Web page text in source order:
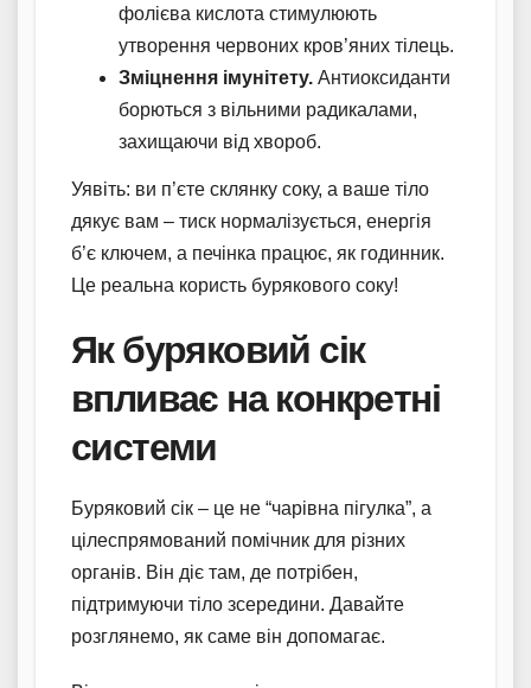
фолієва кислота стимулюють
утворення червоних кров’яних тілець.
Зміцнення імунітету. Антиоксиданти
борються з вільними радикалами,
захищаючи від хвороб.
Уявіть: ви п’єте склянку соку, а ваше тіло
дякує вам – тиск нормалізується, енергія
б’є ключем, а печінка працює, як годинник.
Це реальна користь бурякового соку!
Як буряковий сік
впливає на конкретні
системи
Буряковий сік – це не “чарівна пігулка”, а
цілеспрямований помічник для різних
органів. Він діє там, де потрібен,
підтримуючи тіло зсередини. Давайте
розглянемо, як саме він допомагає.